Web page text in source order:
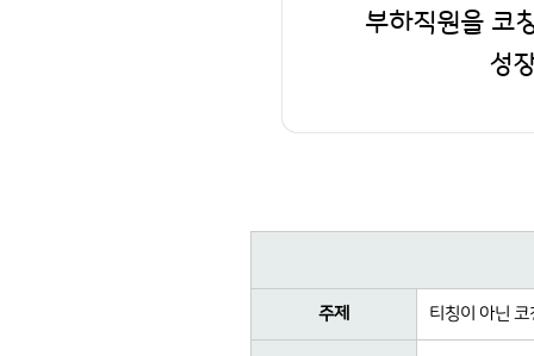
부하직원을 코
성
주제 티칭이 아닌 코